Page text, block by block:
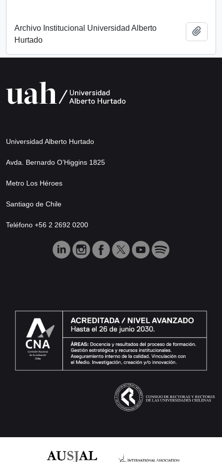
Archivo Institucional Universidad Alberto
Hurtado
Universidad Alberto Hurtado
Avda. Bernardo O’Higgins 1825
Metro Los Héroes
Santiago de Chile
Teléfono +56 2 2692 0200